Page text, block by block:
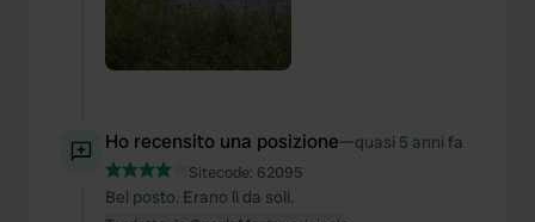
Ho recensito una posizione—quasi 5 anni fa
Sitecode: 62095
Bel posto. Erano lì da soli.